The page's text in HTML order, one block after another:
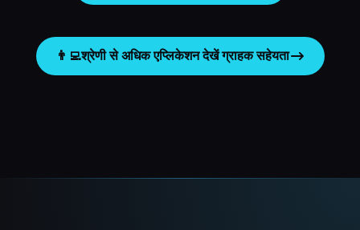
👨‍💻श्रेणी से अधिक एप्लिकेशन देखेंग्राहक सहेयता